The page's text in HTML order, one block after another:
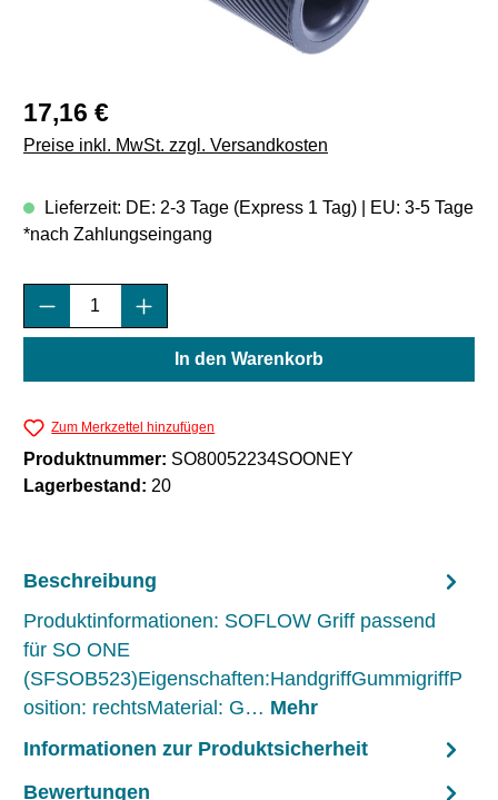
Regulärer Preis:
17,16 €
Preise inkl. MwSt. zzgl. Versandkosten
Lieferzeit: DE: 2-3 Tage (Express 1 Tag) | EU: 3-5 Tage
*nach Zahlungseingang
Produkt Anzahl: Gib den gewünschten
In den Warenkorb
Zum Merkzettel hinzufügen
Produktnummer: SO80052234SOONEY
Lagerbestand: 20
Beschreibung
Produktinformationen: SOFLOW Griff passend
für SO ONE
(SFSOB523)Eigenschaften:HandgriffGummigriffP
osition: rechtsMaterial: G… Mehr
Informationen zur Produktsicherheit
Bewertungen